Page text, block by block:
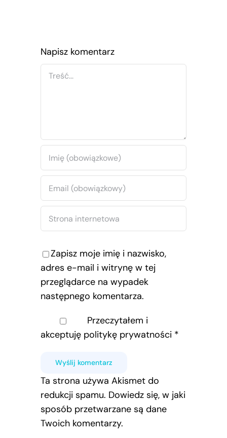
Napisz komentarz
Comment
Zapisz moje imię i nazwisko,
adres e-mail i witrynę w tej
przeglądarce na wypadek
następnego komentarza.
Przeczytałem i
akceptuję politykę prywatności *
Ta strona używa Akismet do
redukcji spamu. Dowiedz się, w jaki
sposób przetwarzane są dane
Twoich komentarzy.